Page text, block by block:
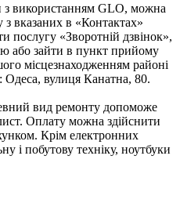
використанням GLO, можна
вказаних в «Контактах»
послугу «Зворотній дзвінок»,
або зайти в пункт прийому
місцезнаходженням районі
Одеса, вулиця Канатна, 80.
вид ремонту допоможе
Оплату можна здійснити
Крім електронних
і побутову техніку, ноутбуки